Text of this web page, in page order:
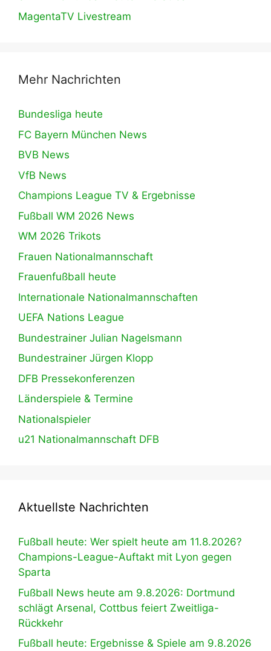
MagentaTV Livestream
Mehr Nachrichten
Bundesliga heute
FC Bayern München News
BVB News
VfB News
Champions League TV & Ergebnisse
Fußball WM 2026 News
WM 2026 Trikots
Frauen Nationalmannschaft
Frauenfußball heute
Internationale Nationalmannschaften
UEFA Nations League
Bundestrainer Julian Nagelsmann
Bundestrainer Jürgen Klopp
DFB Pressekonferenzen
Länderspiele & Termine
Nationalspieler
u21 Nationalmannschaft DFB
Aktuellste Nachrichten
Fußball heute: Wer spielt heute am 11.8.2026?
Champions-League-Auftakt mit Lyon gegen
Sparta
Fußball News heute am 9.8.2026: Dortmund
schlägt Arsenal, Cottbus feiert Zweitliga-
Rückkehr
Fußball heute: Ergebnisse & Spiele am 9.8.2026